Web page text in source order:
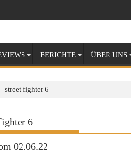
BERICHTE ÜBER UNS
street fighter 6
6
02.06.22